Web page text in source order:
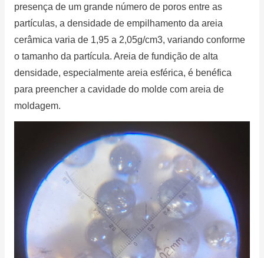
presença de um grande número de poros entre as
partículas, a densidade de empilhamento da areia
cerâmica varia de 1,95 a 2,05g/cm3, variando conforme
o tamanho da partícula. Areia de fundição de alta
densidade, especialmente areia esférica, é benéfica
para preencher a cavidade do molde com areia de
moldagem.